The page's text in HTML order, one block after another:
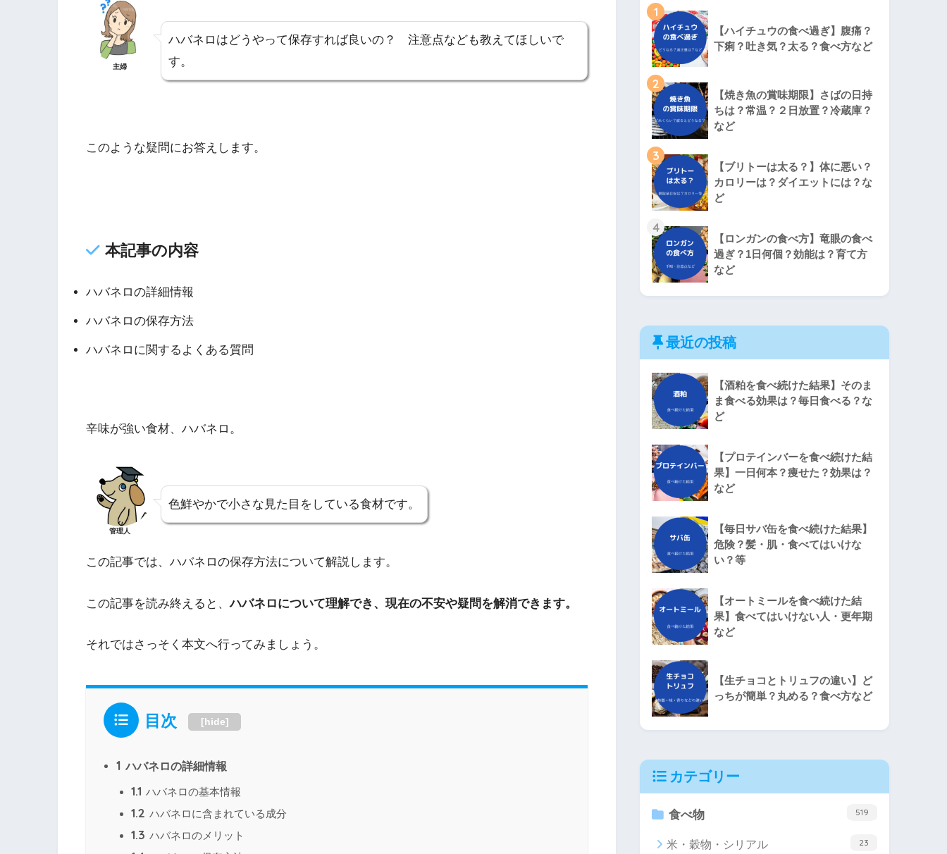
主婦
ハバネロはどうやって保存すれば良いの？ 注意点なども教えてほしいで
す。
このような疑問にお答えします。
本記事の内容
ハバネロの詳細情報
ハバネロの保存方法
ハバネロに関するよくある質問
辛味が強い食材、ハバネロ。
管理人
色鮮やかで小さな見た目をしている食材です。
この記事では、ハバネロの保存方法について解説します。
この記事を読み終えると、ハバネロについて理解でき、現在の不安や疑問を解消できます。
それではさっそく本文へ行ってみましょう。
目次 [hide]
1 ハバネロの詳細情報
1.1 ハバネロの基本情報
1.2 ハバネロに含まれている成分
1.3 ハバネロのメリット
1
【ハイチュウの食べ過ぎ】腹痛？
下痢？吐き気？太る？食べ方など
2
【焼き魚の賞味期限】さばの日持
ちは？常温？２日放置？冷蔵庫？
など
3
【ブリトーは太る？】体に悪い？
カロリーは？ダイエットには？な
ど
4
【ロンガンの食べ方】竜眼の食べ
過ぎ？1日何個？効能は？育て方
など
最近の投稿
【酒粕を食べ続けた結果】そのま
ま食べる効果は？毎日食べる？な
ど
【プロテインバーを食べ続けた結
果】一日何本？痩せた？効果は？
など
【毎日サバ缶を食べ続けた結果】
危険？髪・肌・食べてはいけな
い？等
【オートミールを食べ続けた結
果】食べてはいけない人・更年期
など
【生チョコとトリュフの違い】ど
っちが簡単？丸める？食べ方など
カテゴリー
食べ物 519
米・穀物・シリアル 23